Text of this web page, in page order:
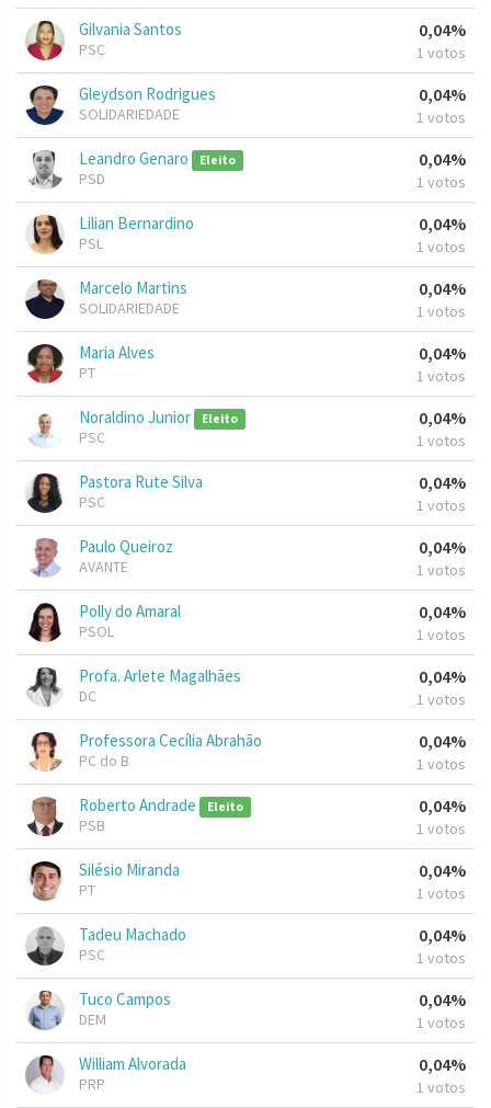
Gilvania Santos
PSC
0,04%
1 votos
Gleydson Rodrigues
SOLIDARIEDADE
0,04%
1 votos
Leandro Genaro Eleito
PSD
0,04%
1 votos
Lilian Bernardino
PSL
0,04%
1 votos
Marcelo Martins
SOLIDARIEDADE
0,04%
1 votos
Maria Alves
PT
0,04%
1 votos
Noraldino Junior Eleito
PSC
0,04%
1 votos
Pastora Rute Silva
PSC
0,04%
1 votos
Paulo Queiroz
AVANTE
0,04%
1 votos
Polly do Amaral
PSOL
0,04%
1 votos
Profa. Arlete Magalhães
DC
0,04%
1 votos
Professora Cecília Abrahão
PC do B
0,04%
1 votos
Roberto Andrade Eleito
PSB
0,04%
1 votos
Silésio Miranda
PT
0,04%
1 votos
Tadeu Machado
PSC
0,04%
1 votos
Tuco Campos
DEM
0,04%
1 votos
William Alvorada
PRP
0,04%
1 votos